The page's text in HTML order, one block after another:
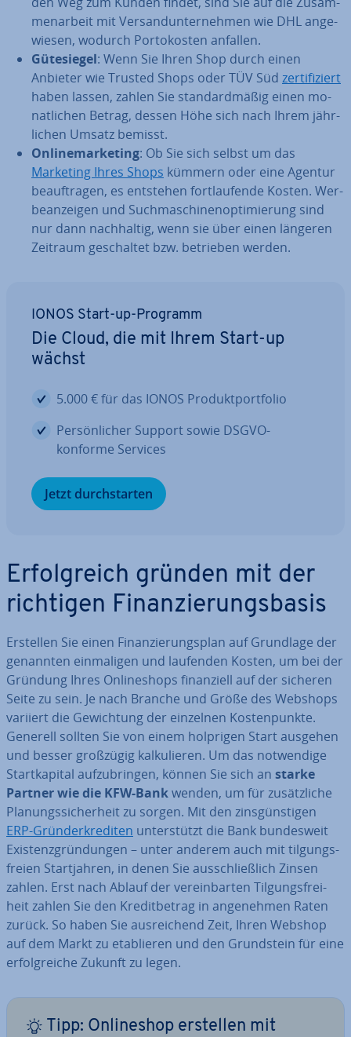
men­ar­beit mit Ver­sand­un­ter­neh­men wie DHL an­ge­
wie­sen, wodurch Por­to­kos­ten anfallen.
Gü­te­sie­gel: Wenn Sie Ihren Shop durch einen
Anbieter wie Trusted Shops oder TÜV Süd zer­ti­fi­ziert
haben lassen, zahlen Sie stan­dard­mä­ßig einen mo­
nat­li­chen Betrag, dessen Höhe sich nach Ihrem jähr­
li­chen Umsatz bemisst.
On­line­mar­ke­ting: Ob Sie sich selbst um das
Marketing Ihres Shops kümmern oder eine Agentur
be­auf­tra­gen, es entstehen fort­lau­fen­de Kosten. Wer­
be­an­zei­gen und Such­ma­schi­nen­op­ti­mie­rung sind
nur dann nach­hal­tig, wenn sie über einen längeren
Zeitraum ge­schal­tet bzw. betrieben werden.
IONOS Start-up-Programm
Die Cloud, die mit Ihrem Start-up
wächst
5.000 € für das IONOS Pro­dukt­port­fo­lio
Per­sön­li­cher Support sowie DSGVO-
konforme Services
Jetzt durch­star­ten
Er­folg­reich gründen mit der
richtigen Fi­nan­zie­rungs­ba­sis
Erstellen Sie einen Fi­nan­zie­rungs­plan auf Grundlage der
genannten ein­ma­li­gen und laufenden Kosten, um bei der
Gründung Ihres On­line­shops fi­nan­zi­ell auf der sicheren
Seite zu sein. Je nach Branche und Größe des Webshops
variiert die Ge­wich­tung der einzelnen Kos­ten­punk­te.
Generell sollten Sie von einem holprigen Start ausgehen
und besser großzügig kal­ku­lie­ren. Um das not­wen­di­ge
Start­ka­pi­tal auf­zu­brin­gen, können Sie sich an starke
Partner wie die KFW-Bankwenden, um für zu­sätz­li­che
Pla­nungs­si­cher­heit zu sorgen. Mit den zins­güns­ti­gen
ERP-Grün­der­kre­di­ten un­ter­stützt die Bank bun­des­weit
Exis­tenz­grün­dun­gen – unter anderem auch mit til­gungs­
frei­en Start­jah­ren, in denen Sie aus­schließ­lich Zinsen
zahlen. Erst nach Ablauf der ver­ein­bar­ten Til­gungs­frei­
heit zahlen Sie den Kre­dit­be­trag in an­ge­neh­men Raten
zurück. So haben Sie aus­rei­chend Zeit, Ihren Webshop
auf dem Markt zu eta­blie­ren und den Grund­stein für eine
er­folg­rei­che Zukunft zu legen.
Tipp: On­line­shop erstellen mit